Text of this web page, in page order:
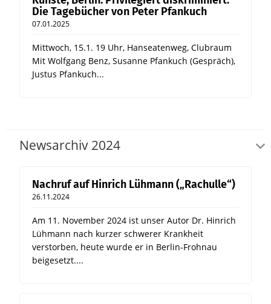
Die Tagebücher von Peter Pfankuch
07.01.2025
Mittwoch, 15.1. 19 Uhr, Hanseatenweg, Clubraum
Mit Wolfgang Benz, Susanne Pfankuch (Gespräch),
Justus Pfankuch...
Newsarchiv 2024
Nachruf auf Hinrich Lühmann („Rachulle“)
26.11.2024
Am 11. November 2024 ist unser Autor Dr. Hinrich
Lühmann nach kurzer schwerer Krankheit
verstorben, heute wurde er in Berlin-Frohnau
beigesetzt....